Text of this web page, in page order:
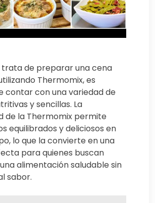
trata de preparar una cena
Thermomix, es
contar con una variedad de
y sencillas. La
de la Thermomix permite
equilibrados y deliciosos en
lo que la convierte en una
para quienes buscan
alimentación saludable sin
sabor.